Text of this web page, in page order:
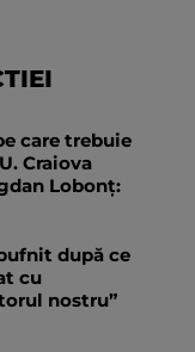
care trebuie
Craiova
Lobonț:
după ce
cu
nostru”